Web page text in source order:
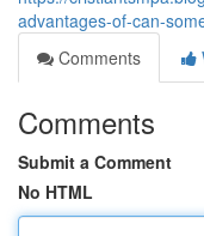
advantages-of-can-
Comments
Comments
Submit a Comment
No HTML